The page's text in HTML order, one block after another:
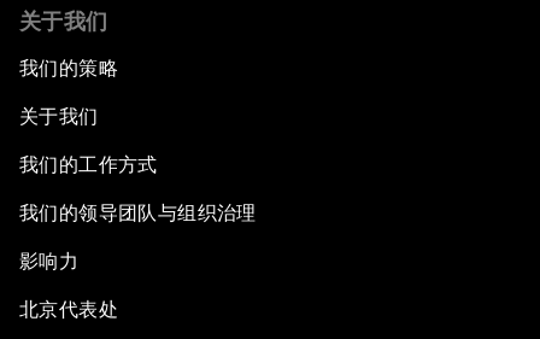
关于我们
我们的策略
关于我们
我们的工作方式
我们的领导团队与组织治理
影响力
北京代表处